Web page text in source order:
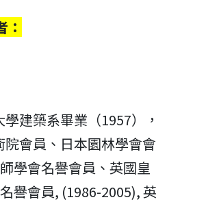
建築系畢業（1957），
會員、日本園林學會會
學會名譽會員、英國皇
譽會員, (1986-2005), 英